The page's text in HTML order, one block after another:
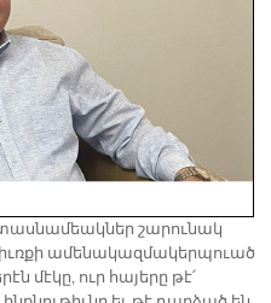
շարունակ
ամենակազմակերպուած
մէկը, ուր հայերը թէ՛